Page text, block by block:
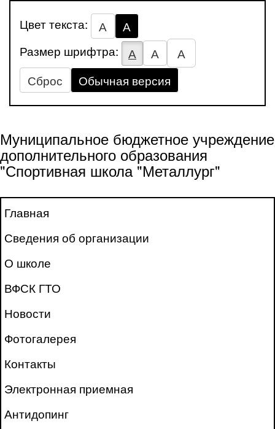
Цвет текста: А
А
Размер шрифтра:
А А
А
Сброс
Обычная версия
Муниципальное бюджетное учреждение
дополнительного образования
"Спортивная школа "Металлург"
Главная
Сведения об организации
О школе
ВФСК ГТО
Новости
Фотогалерея
Контакты
Электронная приемная
Антидопинг